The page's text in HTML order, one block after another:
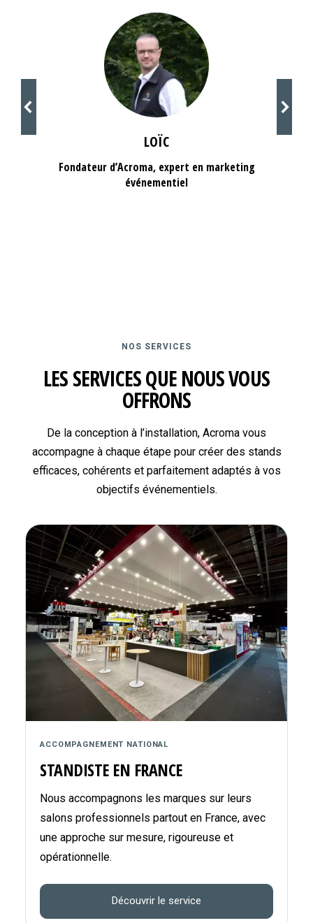
LOÏC
Fondateur d’Acroma, expert en marketing
événementiel
NOS SERVICES
LES SERVICES QUE NOUS VOUS
OFFRONS
De la conception à l’installation, Acroma vous
accompagne à chaque étape pour créer des stands
efficaces, cohérents et parfaitement adaptés à vos
objectifs événementiels.
ACCOMPAGNEMENT NATIONAL
STANDISTE EN FRANCE
Nous accompagnons les marques sur leurs
salons professionnels partout en France, avec
une approche sur mesure, rigoureuse et
opérationnelle.
Découvrir le service